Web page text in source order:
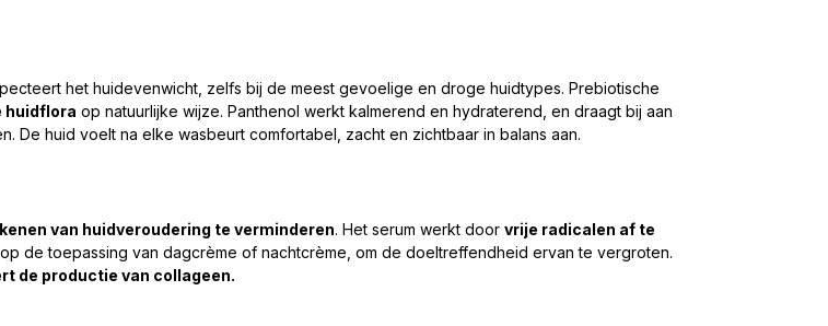
het huidevenwicht, zelfs bij de meest gevoelige en droge huidtypes. Prebiotische
huidflora op natuurlijke wijze. Panthenol werkt kalmerend en hydraterend, en draagt bij aan
De huid voelt na elke wasbeurt comfortabel, zacht en zichtbaar in balans aan.
van huidveroudering te verminderen. Het serum werkt door vrije radicalen af te
de toepassing van dagcrème of nachtcrème, om de doeltreffendheid ervan te vergroten.
de productie van collageen.